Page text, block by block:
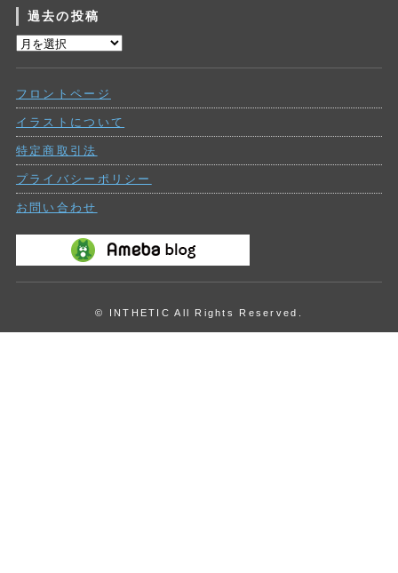
ゴ
リ
ー
過去の投稿
過
投
稿
フロントページ
イラストについて
特定商取引法
プライバシーポリシー
お問い合わせ
© INTHETIC All Rights Reserved.